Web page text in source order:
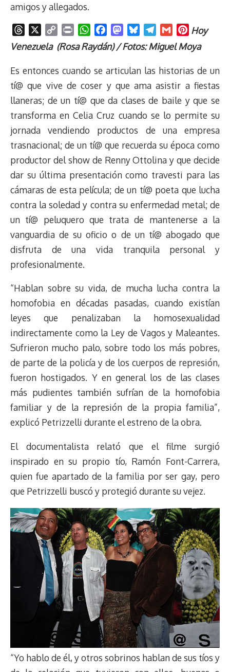
amigos y allegados.
h
e
d
s
o
p
y
i
n
k
r
n
W
h
a
A
p
p
a
e
o
o
k
M
a
t
d
o
n
l
e
k
y
e
e
r
a
m
m
i
P
i
n
t
r
e
s
t
Hoy
Venezuela (Rosa Raydán) / Fotos: Miguel Moya
Es entonces cuando se articulan las historias de un
tí@ que vive de coser y que ama asistir a fiestas
llaneras; de un tí@ que da clases de baile y que se
transforma en Celia Cruz cuando se lo permite su
jornada vendiendo productos de una empresa
trasnacional; de un tí@ que recuerda su época como
productor del show de Renny Ottolina y que decide
dar su última presentación como travesti para las
cámaras de esta película; de un tí@ poeta que lucha
contra la soledad y contra su enfermedad metal; de
un tí@ peluquero que trata de mantenerse a la
vanguardia de su oficio o de un tí@ abogado que
disfruta de una vida tranquila personal y
profesionalmente.
“Hablan sobre su vida, de mucha lucha contra la
homofobia en décadas pasadas, cuando existían
leyes que penalizaban la homosexualidad
indirectamente como la Ley de Vagos y Maleantes.
Sufrieron mucho palo, sobre todo los más pobres,
de parte de la policía y de los cuerpos de represión,
fueron hostigados. Y en general los de las clases
más pudientes también sufrían de la homofobia
familiar y de la represión de la propia familia”,
explicó Petrizzelli durante el estreno de la obra.
El documentalista relató que el filme surgió
inspirado en su propio tío, Ramón Font-Carrera,
quien fue apartado de la familia por ser gay, pero
que Petrizzelli buscó y protegió durante su vejez.
“Yo hablo de él, y otros sobrinos hablan de sus tíos y